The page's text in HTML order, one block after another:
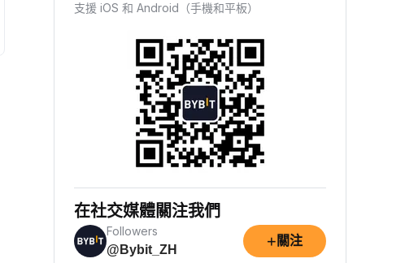
支援 iOS 和 Android（手機和平板）
在社交媒體關注我們
Followers
@Bybit_ZH
+ 關注